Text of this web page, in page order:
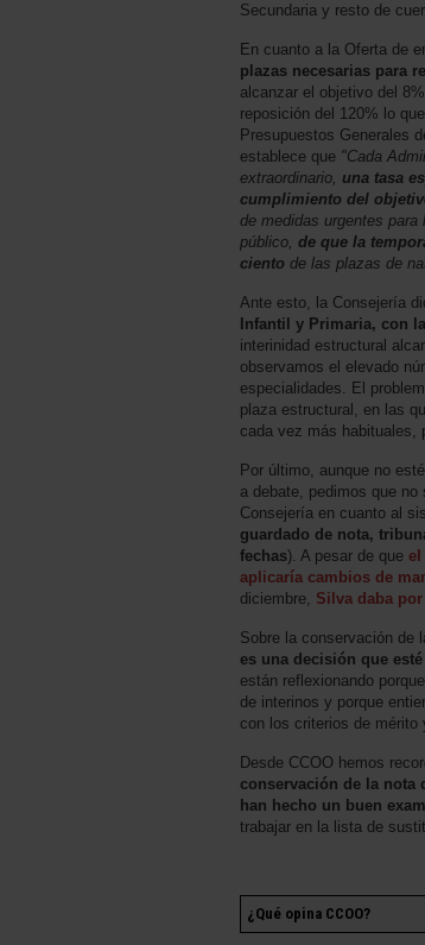
Secundaria y resto de
En cuanto a la Oferta de
plazas necesarias para
alcanzar el objetivo del
reposición del 120% lo
Presupuestos Generales
establece que "Cada
extraordinario, una tasa
cumplimiento del
de medidas urgentes
público, de que la
ciento de las plazas de
Ante esto, la Consejería
Infantil y Primaria, con
interinidad estructural
observamos el elevado
especialidades. El
plaza estructural, en las
cada vez más habituales,
Por último, aunque no
a debate, pedimos que
Consejería en cuanto al
guardado de nota,
fechas). A pesar de que
aplicaría cambios de
diciembre, Silva daba
Sobre la conservación de
es una decisión que
están reflexionando
de interinos y porque
con los criterios de mérito
Desde CCOO hemos
conservación de la nota
han hecho un buen
trabajar en la lista de
¿Qué opina CCOO?